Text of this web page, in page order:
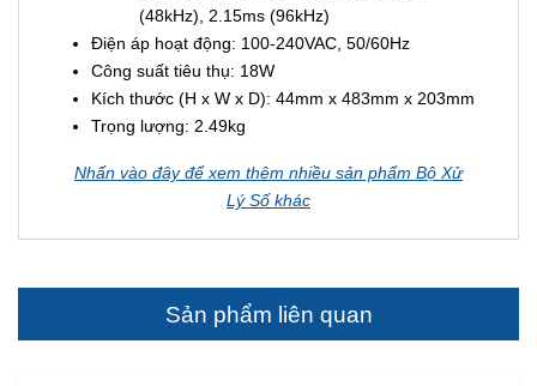
(48kHz), 2.15ms (96kHz)
Điện áp hoạt động: 100-240VAC, 50/60Hz
Công suất tiêu thụ: 18W
Kích thước (H x W x D): 44mm x 483mm x 203mm
Trọng lượng: 2.49kg
Nhấn vào đây để xem thêm nhiều sản phẩm Bộ Xử
Lý Số khác
Sản phẩm liên quan